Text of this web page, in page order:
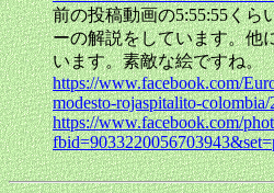
前の投稿動画の5:55:55くら
ーの解説をしています。他
います。素敵な絵ですね。
https://www.facebook.com/
modesto-rojaspitalito-
https://www.facebook.com/